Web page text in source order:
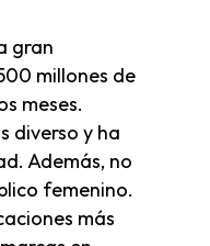
gran
millones de
meses.
diverso y ha
Además, no
femenino.
más